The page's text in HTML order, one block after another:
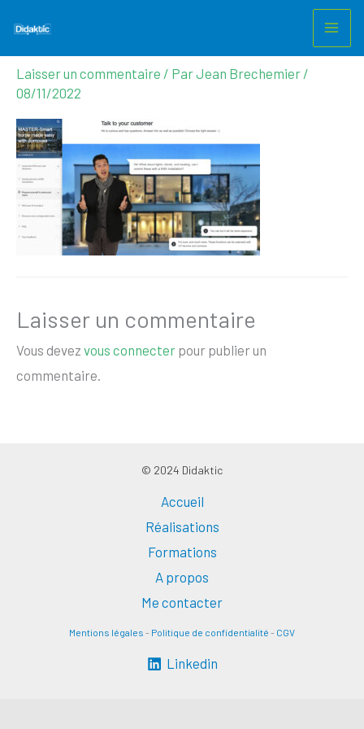
Portfolio_elearning-domovea-1-
edited-1536×862
Laisser un commentaire / ParJean Brechemier /
08/11/2022
Laisser un commentaire
Vous devez vous connecter pour publier un
commentaire.
© 2024 Didaktic
Accueil
Réalisations
Formations
A propos
Me contacter
Mentions légales - Politique de confidentialité - CGV
Linkedin